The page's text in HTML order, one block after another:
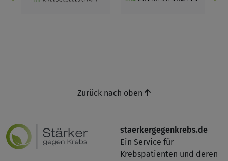
staerkergegenkrebs.de
Ein Service für
Krebspatienten und deren
Zurück nach oben